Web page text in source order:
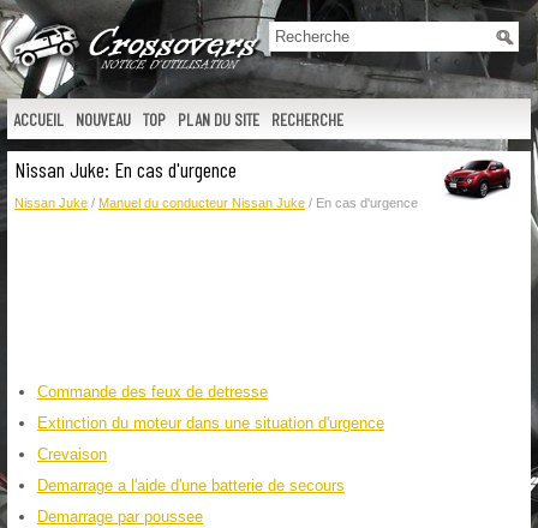
ACCUEIL NOUVEAU TOP PLAN DU SITE RECHERCHE
Nissan Juke: En cas d'urgence
Nissan Juke / Manuel du conducteur Nissan Juke / En cas d'urgence
Commande des feux de detresse
Extinction du moteur dans une situation d'urgence
Crevaison
Demarrage a l'aide d'une batterie de secours
Demarrage par poussee